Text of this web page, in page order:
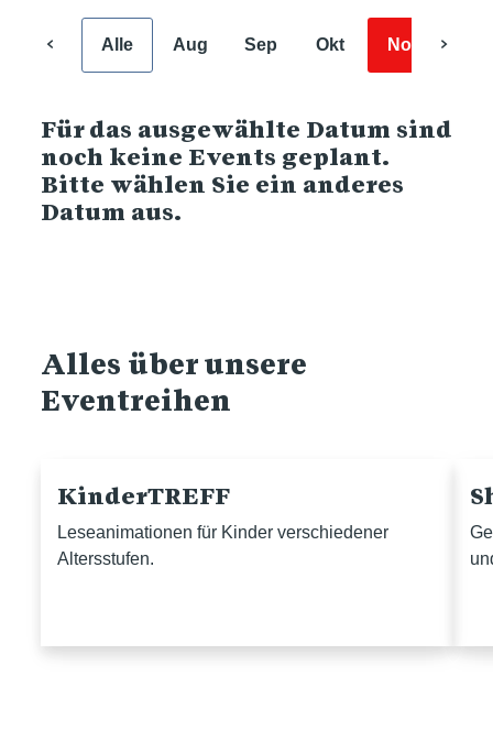
Alle Aug Sep Okt Nov
Für das ausgewählte Datum sind
noch keine Events geplant.
Bitte wählen Sie ein anderes
Datum aus.
Alles über unsere
Eventreihen
KinderTREFF
Leseanimationen für Kinder verschiedener
Altersstufen.